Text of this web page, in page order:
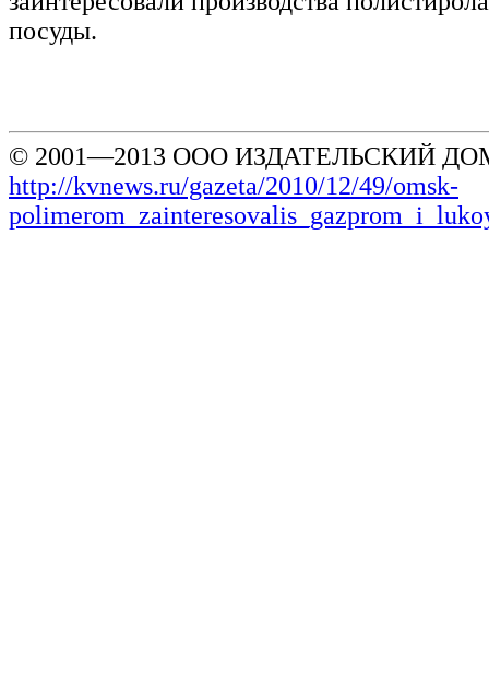
посуды.
© 2001—2013 ООО ИЗДАТЕЛЬСКИЙ
http://kvnews.ru/gazeta/2010/12/49/omsk-